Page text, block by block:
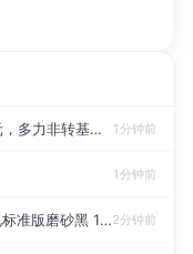
多力非转基因压榨玉米油6.18L 74.8元，多力非转基因玉米胚芽油5.2L 81.9元 1分钟前
1分钟前
英菲克F1S无线鼠标蓝牙双模静音充电标准版磨砂黑 13.12元2分钟前